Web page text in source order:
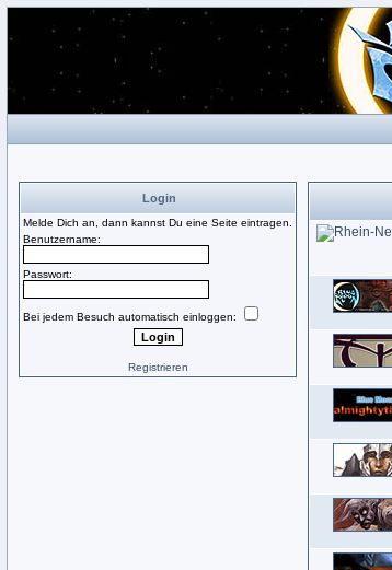
Login
Melde Dich an, dann kannst Du eine Seite eintragen.
Benutzername:
Passwort:
Bei jedem Besuch automatisch einloggen:
Registrieren